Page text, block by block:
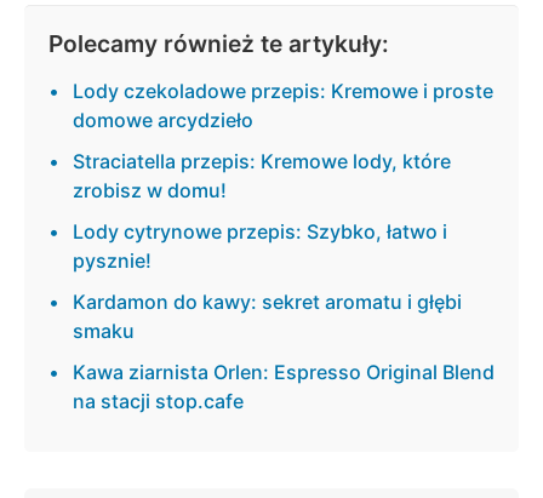
Polecamy również te artykuły:
Lody czekoladowe przepis: Kremowe i proste
domowe arcydzieło
Straciatella przepis: Kremowe lody, które
zrobisz w domu!
Lody cytrynowe przepis: Szybko, łatwo i
pysznie!
Kardamon do kawy: sekret aromatu i głębi
smaku
Kawa ziarnista Orlen: Espresso Original Blend
na stacji stop.cafe